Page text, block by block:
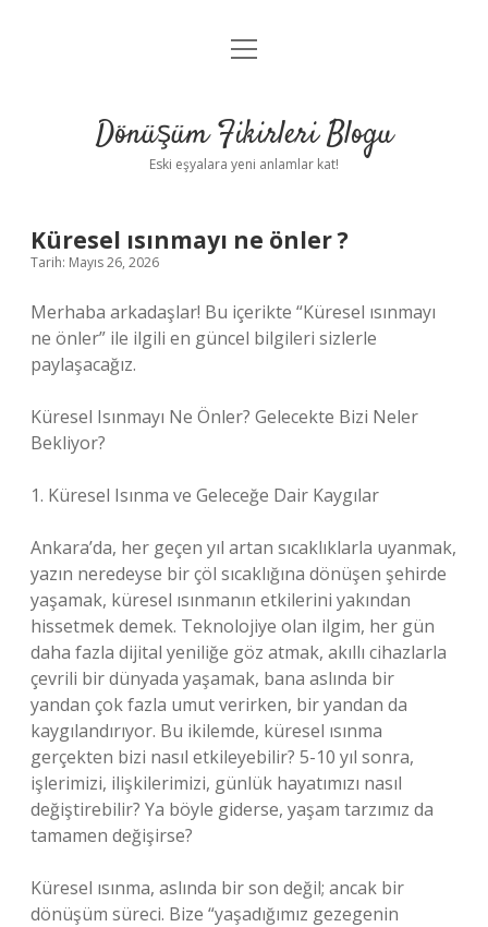
Anasayfa
Yasal Uyarı
menüyü
Dönüşüm Fikirleri Blogu
Eski eşyalara yeni anlamlar kat!
Küresel ısınmayı ne önler ?
Tarih: Mayıs 26, 2026
Merhaba arkadaşlar! Bu içerikte “Küresel ısınmayı
ne önler” ile ilgili en güncel bilgileri sizlerle
paylaşacağız.
Küresel Isınmayı Ne Önler? Gelecekte Bizi Neler
Bekliyor?
1. Küresel Isınma ve Geleceğe Dair Kaygılar
Ankara’da, her geçen yıl artan sıcaklıklarla uyanmak,
yazın neredeyse bir çöl sıcaklığına dönüşen şehirde
yaşamak, küresel ısınmanın etkilerini yakından
hissetmek demek. Teknolojiye olan ilgim, her gün
daha fazla dijital yeniliğe göz atmak, akıllı cihazlarla
çevrili bir dünyada yaşamak, bana aslında bir
yandan çok fazla umut verirken, bir yandan da
kaygılandırıyor. Bu ikilemde, küresel ısınma
gerçekten bizi nasıl etkileyebilir? 5-10 yıl sonra,
işlerimizi, ilişkilerimizi, günlük hayatımızı nasıl
değiştirebilir? Ya böyle giderse, yaşam tarzımız da
tamamen değişirse?
Küresel ısınma, aslında bir son değil; ancak bir
dönüşüm süreci. Bize “yaşadığımız gezegenin